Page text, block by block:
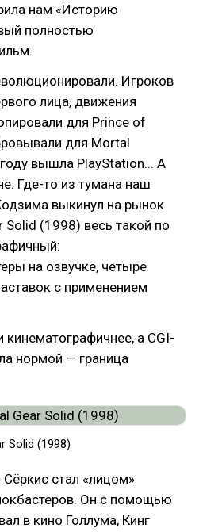
нам «Историю
полностью
Игроков
лица, движения
для Prince of
для Mortal
вышла PlayStation... А
Где-то из тумана наш
выкинул на рынок
Solid (1998) весь такой по
на озвучке, четыре
с применением
а CGI-
нормой — граница
Solid (1998)
стал «лицом»
Он с помощью
в кино Голлума, Кинг